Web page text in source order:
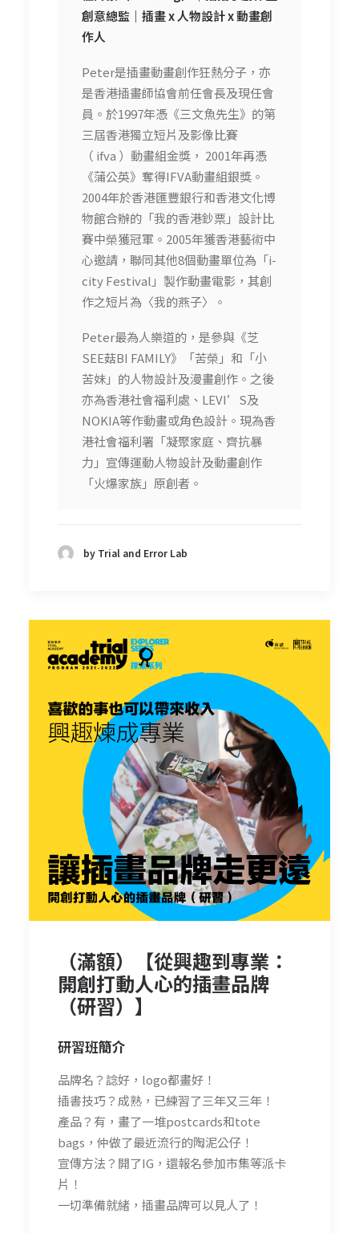
創意總監｜ 插畫 x 人物設計 x 動畫創
作人
Peter是插畫動畫創作狂熱分子，亦
是香港插畫師協會前任會長及現任會
員。於1997年憑《三文魚先生》的第
三屆香港獨立短片及影像比賽
（ ifva ）動畫組金獎， 2001年再憑
《蒲公英》奪得IFVA動畫組銀獎。
2004年於香港匯豐銀行和香港文化博
物館合辦的「我的香港鈔票」設計比
賽中榮獲冠軍。2005年獲香港藝術中
心邀請，聯同其他8個動畫單位為「i-
city Festival」製作動畫電影，其創
作之短片為〈我的燕子〉。
Peter最為人樂道的，是參與《芝
SEE菇BI FAMILY》「苦榮」和「小
苦妹」的人物設計及漫畫創作。之後
亦為香港社會福利處、LEVI’S及
NOKIA等作動畫或角色設計。現為香
港社會福利署「凝聚家庭、齊抗暴
力」宣傳運動人物設計及動畫創作
「火爆家族」原創者。
by Trial and Error Lab
（滿額）【從興趣到專業：
開創打動人心的插畫品牌
（研習）】
研習班簡介
品牌名？諗好，logo都畫好！
插書技巧？成熟，已練習了三年又三年！
產品？有，畫了一堆postcards和tote
bags，仲做了最近流行的陶泥公仔！
宣傳方法？開了IG，還報名參加市集等派卡
片！
一切準備就緒，插畫品牌可以見人了！